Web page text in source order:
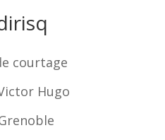
courtage
Hugo